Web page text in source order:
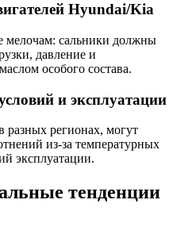
Hyundai/Kia
мелочам: сальники должны
давление и
особого состава.
и эксплуатации
разных регионах, могут
из-за температурных
эксплуатации.
тенденции